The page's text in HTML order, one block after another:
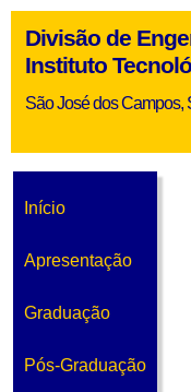
Divisão de
Instituto
São José dos Campos,
Início
Apresentação
Graduação
Pós-Graduação